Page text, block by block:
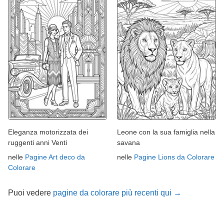
Eleganza motorizzata dei
ruggenti anni Venti
nelle Pagine Art deco da
Colorare
Leone con la sua famiglia nella
savana
nelle Pagine Lions da Colorare
Puoi vedere pagine da colorare più recenti qui →